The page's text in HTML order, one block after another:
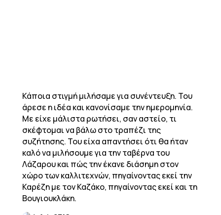
Κάποια στιγμή μιλήσαμε για συνέντευξη. Του
άρεσε η ιδέα και κανονίσαμε την ημερομηνία.
Με είχε μάλιστα ρωτήσει, σαν αστείο, τι
σκέφτομαι να βάλω στο τραπέζι της
συζήτησης. Του είχα απαντήσει ότι θα ήταν
καλό να μιλήσουμε για την ταβέρνα του
Λάζαρου και πώς την έκανε διάσημη στον
χώρο των καλλιτεχνών, πηγαίνοντας εκεί την
Καρέζη με τον Καζάκο, πηγαίνοντας εκεί και τη
Βουγιουκλάκη.